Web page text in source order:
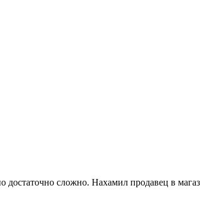
сложно. Нахамил продавец в